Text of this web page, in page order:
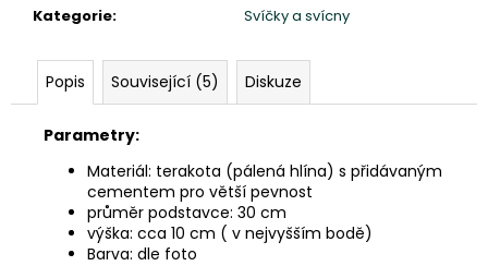
Kategorie: Svíčky a svícny
Popis Související (5) Diskuze
Parametry:
Materiál: terakota (pálená hlína) s přidávaným
cementem pro větší pevnost
průměr podstavce: 30 cm
výška: cca 10 cm ( v nejvyšším bodě)
Barva: dle foto
e
SOCHA
BUDHA
BUDDHA
165CM